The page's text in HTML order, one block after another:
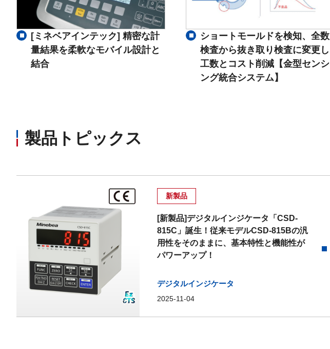
[ミネベアインテック] 精密な計
量結果を柔軟なモバイル設計と
結合
ショートモールドを検知、全数
検査から抜き取り検査に変更し
工数とコスト削減【金型センシ
ング統合システム】
製品トピックス
新製品
[新製品]デジタルインジケータ「CSD-
815C」誕生！従来モデルCSD-815Bの汎
用性をそのままに、基本特性と機能性が
パワーアップ！
デジタルインジケータ
2025-11-04